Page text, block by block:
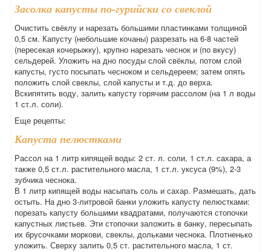
Засолка капусты по-гурийски со свеклой
Очистить свёклу и нарезать большими пластинками толщиной
0,5 см. Капусту (небольшие кочаны) разрезать на 6-8 частей
(пересекая кочерыжку), крупно нарезать чеснок и (по вкусу)
сельдерей. Уложить на дно посуды слой свёклы, потом слой
капусты, густо посыпать чесноком и сельдереем; затем опять
положить слой свеклы, слой капусты и т.д. до верха.
Вскипятить воду, залить капусту горячим рассолом (на 1 л воды
1 ст.л. соли).
Еще рецепты:
Капуста пелюстками
Рассол на 1 литр кипящей воды: 2 ст. л. соли, 1 ст.л. сахара, а
также 0,5 ст.л. растительного масла, 1 ст.л. уксуса (9%), 2-3
зубчика чеснока.
В 1 литр кипящей воды насыпать соль и сахар. Размешать, дать
остыть. На дно 3-литровой банки уложить капусту пелюстками:
порезать капусту большими квадратами, получаются стопочки
капустных листьев. Эти стопочки заложить в банку, пересыпать
их брусочками моркови, свеклы, дольками чеснока. Плотненько
уложить. Сверху залить 0,5 ст. растительного масла, 1 ст.